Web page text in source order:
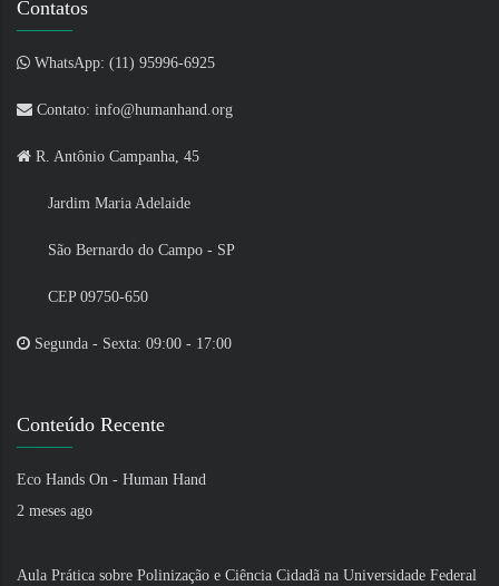
Contatos
WhatsApp: (11) 95996-6925
Contato: info@humanhand.org
R. Antônio Campanha, 45
Jardim Maria Adelaide
São Bernardo do Campo - SP
CEP 09750-650
Segunda - Sexta: 09:00 - 17:00
Conteúdo Recente
Eco Hands On - Human Hand
2 meses ago
Aula Prática sobre Polinização e Ciência Cidadã na Universidade Federal